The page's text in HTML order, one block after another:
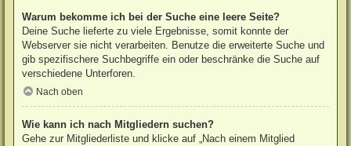
Warum bekomme ich bei der Suche eine leere Seite?
Deine Suche lieferte zu viele Ergebnisse, somit konnte der
Webserver sie nicht verarbeiten. Benutze die erweiterte Suche und
gib spezifischere Suchbegriffe ein oder beschränke die Suche auf
verschiedene Unterforen.
Nach oben
Wie kann ich nach Mitgliedern suchen?
Gehe zur Mitgliederliste und klicke auf „Nach einem Mitglied